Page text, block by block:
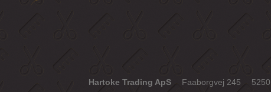
Hartoke Trading ApS Faaborgvej 245